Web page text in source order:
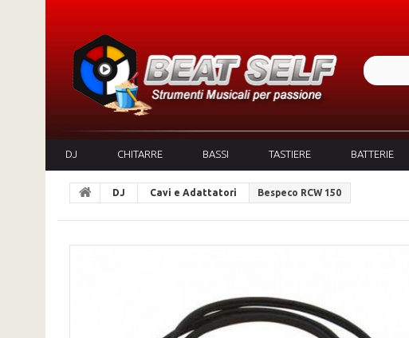
DJ CHITARRE BASSI TASTIERE BATTERIE
DJ Cavi e Adattatori Bespeco RCW 150